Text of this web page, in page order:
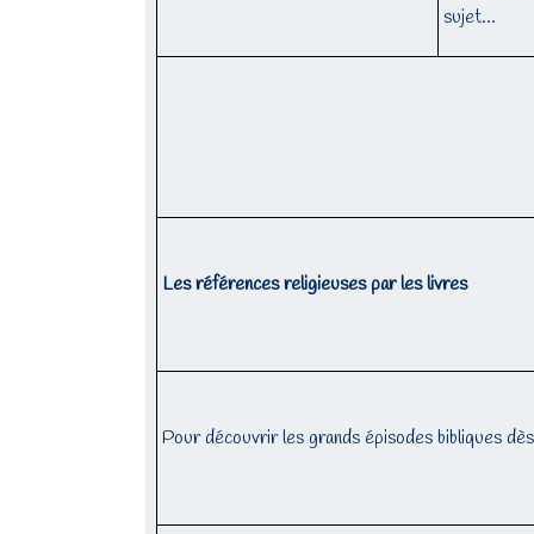
sujet…
Les références religieuses par les livres
Pour découvrir les grands épisodes bibliques